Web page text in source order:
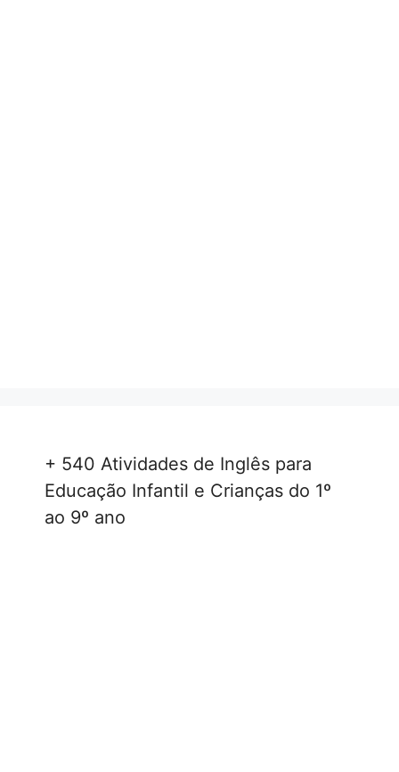
+ 540 Atividades de Inglês para
Educação Infantil e Crianças do 1º
ao 9º ano